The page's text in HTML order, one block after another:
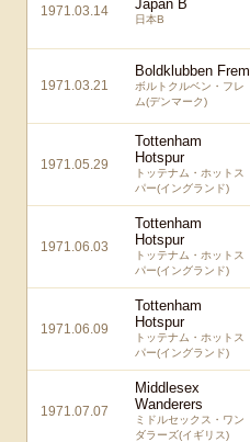
1971.03.14 Japan B
日本B
1971.03.21
Boldklubben Frem
ボルトクルベン・フレ
ム(デンマーク)
1971.05.29
Tottenham
Hotspur
トッテナム・ホットス
パー(イングランド)
1971.06.03
Tottenham
Hotspur
トッテナム・ホットス
パー(イングランド)
1971.06.09
Tottenham
Hotspur
トッテナム・ホットス
パー(イングランド)
1971.07.07
Middlesex
Wanderers
ミドルセックス・ワン
ダラーズ(イギリス)